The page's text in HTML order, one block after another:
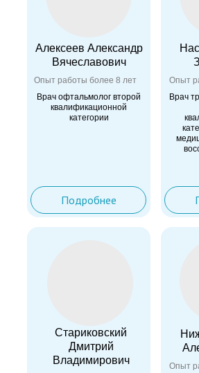
Опыт
Врач
Опыт
Подробнее
Врач офтальмолог второй
квалификационной
категории
Алексеев Александр
Вячеславович
Опыт работы более 8 лет
Стариковский
Дмитрий
Владимирович